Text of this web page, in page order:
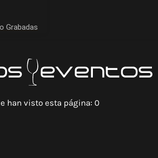
Grabadas
han visto esta página: 0